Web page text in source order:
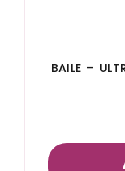
BAILE –